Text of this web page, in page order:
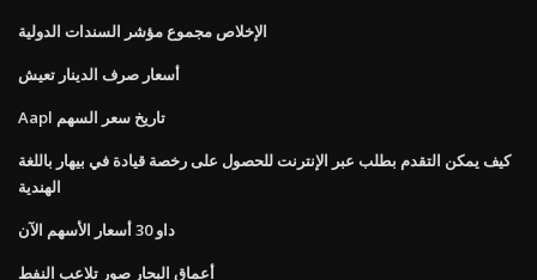
الإخلاص مجموع مؤشر السندات الدولية
أسعار صرف الدينار تعيش
Aapl تاريخ سعر السهم
كيف يمكن التقدم بطلب عبر الإنترنت للحصول على رخصة قيادة في بيهار باللغة
الهندية
داو 30 أسعار الأسهم الآن
أعماق البحار صور تلاعب النفط